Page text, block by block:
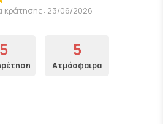
κράτησης: 23/06/2026
5 5
Ατμόσφαιρα